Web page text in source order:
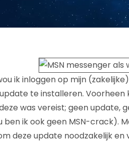
ik inloggen op mijn
te installeren. Voorheen
was vereist; geen update,
ben ik ook geen MSN-crack).
deze update noodzakelijk en